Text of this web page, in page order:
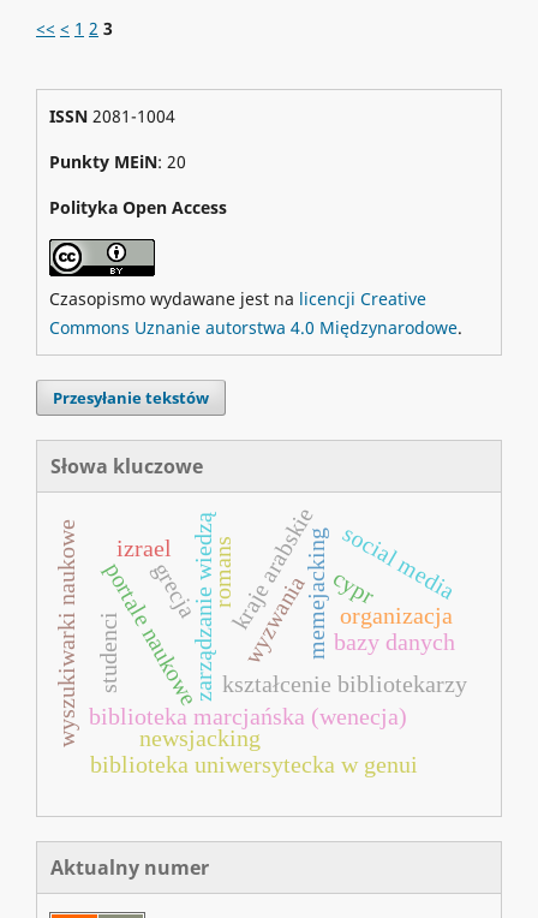
<< < 1 2 3
ISSN2081-1004
Punkty MEiN: 20
Polityka Open Access
Czasopismo wydawane jest na licencji Creative
Commons Uznanie autorstwa 4.0 Międzynarodowe.
Przesyłanie tekstów
Słowa kluczowe
zarządzanie wiedzą
biblioteka marcjańska (wenecja)
kraje arabskie
kształcenie bibliotekarzy
grecja memejacking
newsjacking
portale naukowe
wyszukiwarki naukowe bazy danych
biblioteka uniwersytecka w genui
organizacja
wyzwania
izrael romans
studenci
social media
cypr
Aktualny numer